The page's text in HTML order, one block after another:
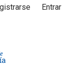
Entrar